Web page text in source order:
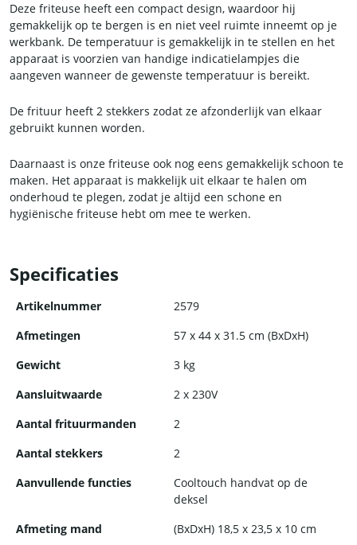
Deze friteuse heeft een compact design, waardoor hij
gemakkelijk op te bergen is en niet veel ruimte inneemt op je
werkbank. De temperatuur is gemakkelijk in te stellen en het
apparaat is voorzien van handige indicatielampjes die
aangeven wanneer de gewenste temperatuur is bereikt.
De frituur heeft 2 stekkers zodat ze afzonderlijk van elkaar
gebruikt kunnen worden.
Daarnaast is onze friteuse ook nog eens gemakkelijk schoon te
maken. Het apparaat is makkelijk uit elkaar te halen om
onderhoud te plegen, zodat je altijd een schone en
hygiënische friteuse hebt om mee te werken.
Specificaties
Artikelnummer
2579
Afmetingen
57 x 44 x 31.5 cm (BxDxH)
Gewicht
3 kg
Aansluitwaarde
2 x 230V
Aantal frituurmanden
2
Aantal stekkers
2
Aanvullende functies
Cooltouch handvat op de
deksel
Afmeting mand
(BxDxH) 18,5 x 23,5 x 10 cm